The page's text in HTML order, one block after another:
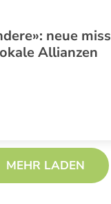
neue
Allianzen
MEHR LADEN